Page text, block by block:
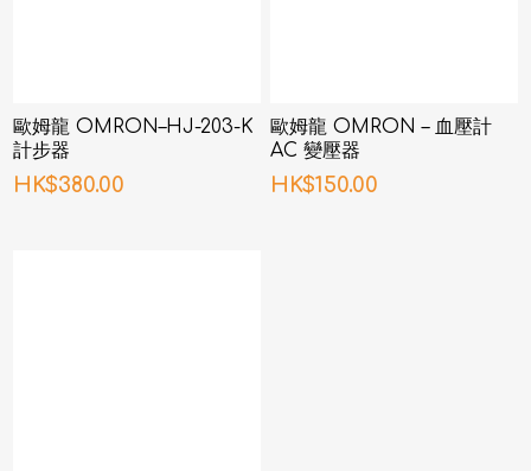
歐姆龍 OMRON–HJ-203-K
計步器
HK$380.00
歐姆龍 OMRON – 血壓計
AC 變壓器
HK$150.00